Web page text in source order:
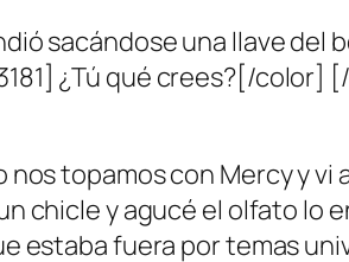
sacándose una llave del
¿Tú qué crees?[/color]
nos topamos con Mercy y
chicle y agucé el olfato lo
estaba fuera por temas